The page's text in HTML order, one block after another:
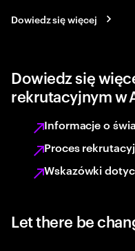
Dowiedz się więcej
Dowiedz się
rekrutacyjnym w
Informacje o
Proces
Wskazówki
Let there be